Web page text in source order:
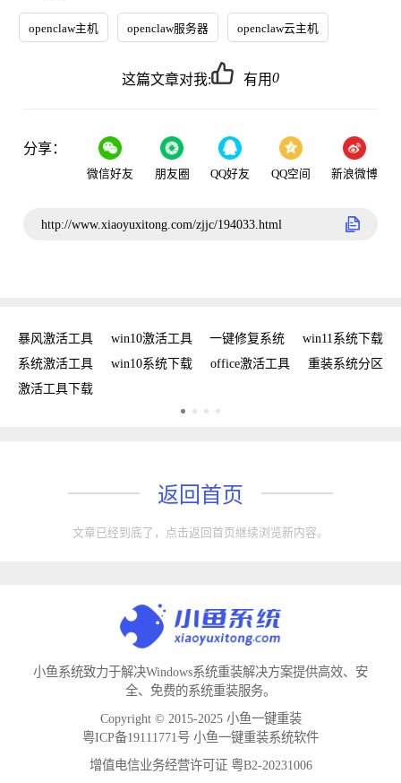
openclaw主机 openclaw服务器 openclaw云主机
这篇文章对我: 有用0
分享：
微信好友 朋友圈 QQ好友 QQ空间 新浪微博
http://www.xiaoyuxitong.com/zjjc/194033.html
暴风激活工具 win10激活工具 一键修复系统
win11系统下载
系统激活工具
win10系统下载 office激活工具
重装系统分区
激活工具下载
返回首页
文章已经到底了，点击返回首页继续浏览新内容。
小鱼系统致力于解决Windows系统重装解决方案提供高效、安
全、免费的系统重装服务。
Copyright © 2015-2025 小鱼一键重装
粤ICP备19111771号 小鱼一键重装系统软件
增值电信业务经营许可证 粤B2-20231006